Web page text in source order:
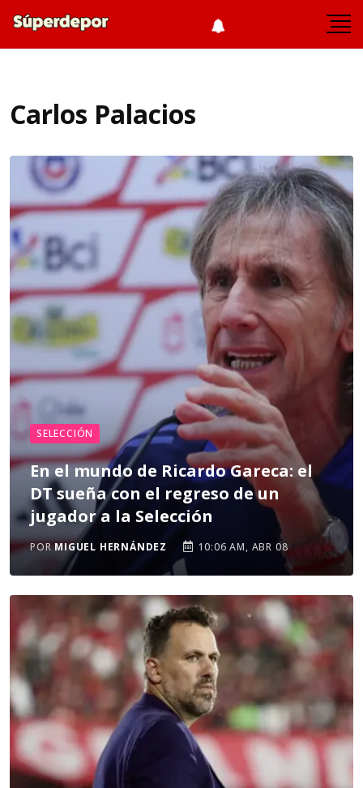
Carlos Palacios
SELECCIÓN
En el mundo de Ricardo Gareca: el
DT sueña con el regreso de un
jugador a la Selección
PORMIGUEL HERNÁNDEZ 10:06 AM, ABR 08